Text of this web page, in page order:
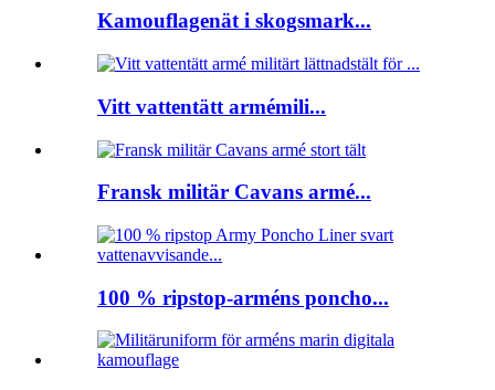
Kamouflagenät i skogsmark...
Vitt vattentätt armémili...
Fransk militär Cavans armé...
100 % ripstop-arméns poncho...